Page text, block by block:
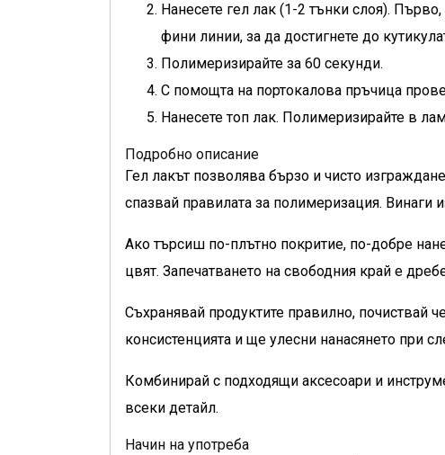
Нанесете гел лак (1-2 тънки слоя).
фини линии, за да достигнете до
Полимеризирайте за 60 секунди.
С помощта на портокалова пръчица
Нанесете топ лак. Полимеризирайте в
Подробно описание
Гел лакът позволява бързо и чисто
спазвай правилата за полимеризация. Винаги
Ако търсиш по-плътно покритие, по-добре
цвят. Запечатването на свободния край е
Съхранявай продуктите правилно, почиствай
консистенцията и ще улесни нанасянето при
Комбинирай с подходящи аксесоари и
всеки детайл.
Начин на употреба